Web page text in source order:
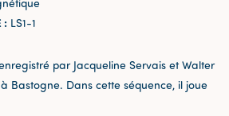
: LS1-1
par Jacqueline Servais et Walter
Bastogne. Dans cette séquence, il joue